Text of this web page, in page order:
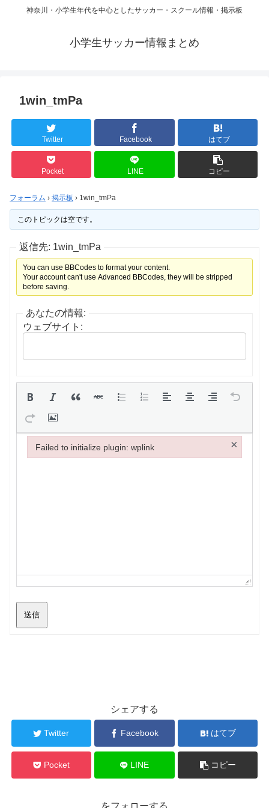
神奈川・小学生年代を中心としたサッカー・スクール情報・掲示板
小学生サッカー情報まとめ
1win_tmPa
Twitter Facebook はてブ
Pocket LINE コピー
フォーラム › 掲示板 › 1win_tmPa
このトピックは空です。
返信先: 1win_tmPa
You can use BBCodes to format your content.
Your account can't use Advanced BBCodes, they will be stripped
before saving.
あなたの情報:
ウェブサイト:
送信
シェアする
Twitter Facebook はてブ
Pocket LINE コピー
Failed to initialize plugin: wplink ×
Failed to initialize plugin: wplink